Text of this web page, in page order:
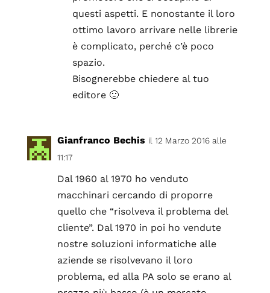
questi aspetti. E nonostante il loro
ottimo lavoro arrivare nelle librerie
è complicato, perché c’è poco
spazio.
Bisognerebbe chiedere al tuo
editore 🙂
Gianfranco Bechis il 12 Marzo 2016 alle
11:17
Dal 1960 al 1970 ho venduto
macchinari cercando di proporre
quello che “risolveva il problema del
cliente”. Dal 1970 in poi ho vendute
nostre soluzioni informatiche alle
aziende se risolvevano il loro
problema, ed alla PA solo se erano al